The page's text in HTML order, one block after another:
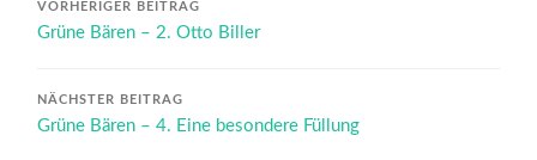
VORHERIGER BEITRAG
Grüne Bären – 2. Otto Biller
NÄCHSTER BEITRAG
Grüne Bären – 4. Eine besondere Füllung